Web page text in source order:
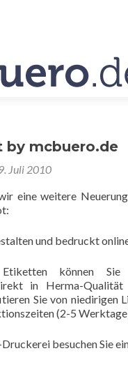
by mcbuero.de
Juli 2010
eine weitere
und bedruckt
können
in Herma-Qualität
Sie von niedirigen
(2-5
besuchen Sie